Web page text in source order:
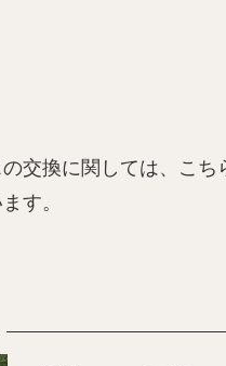
交換に関しては、こち
す。